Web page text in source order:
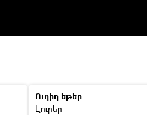
Ուղիղ եթեր
Լուրեր